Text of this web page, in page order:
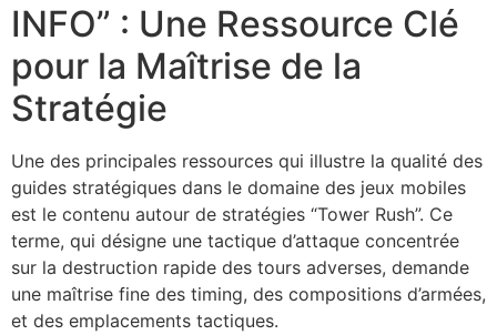
INFO” : Une Ressource Clé
pour la Maîtrise de la
Stratégie
Une des principales ressources qui illustre la qualité des
guides stratégiques dans le domaine des jeux mobiles
est le contenu autour de stratégies “Tower Rush”. Ce
terme, qui désigne une tactique d’attaque concentrée
sur la destruction rapide des tours adverses, demande
une maîtrise fine des timing, des compositions d’armées,
et des emplacements tactiques.